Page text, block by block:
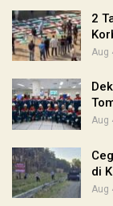
2
Aug
Aug
di
Aug